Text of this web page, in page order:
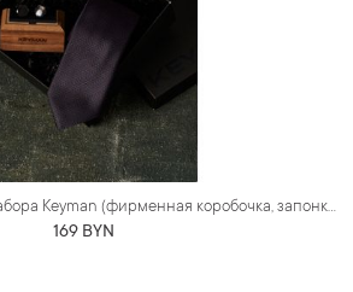
Пример подарочного набора Keyman (фирменная коробочка, запонки, галстук)
169 BYN